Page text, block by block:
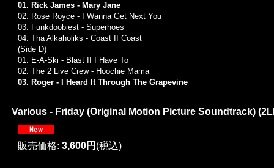
01. Rick James - Mary Jane
02. Rose Royce - I Wanna Get Next You
03. Funkdoobiest - Superhoes
04. Tha Alkaholiks - Coast II Coast
(Side D)
01. E-A-Ski - Blast If I Have To
02. The 2 Live Crew - Hoochie Mama
03. Roger - I Heard It Through The Grapevine
Various - Friday (Original Motion Picture Soundtrack)
販売価格: 3,600円 (税込)